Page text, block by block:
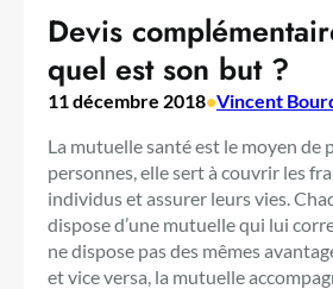
Devis
quel est son but ?
11 décembre 2018•Vincent
La mutuelle santé est le moyen de
personnes, elle sert à couvrir les
individus et assurer leurs vies.
dispose d’une mutuelle qui lui
ne dispose pas des mêmes
et vice versa, la mutuelle